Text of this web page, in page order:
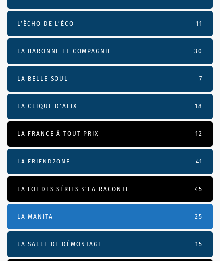
L’ÉCHO DE L’ÉCO 11
LA BARONNE ET COMPAGNIE 30
LA BELLE SOUL 7
LA CLIQUE D'ALIX 18
LA FRANCE À TOUT PRIX 12
LA FRIENDZONE 41
LA LOI DES SÉRIES S'LA RACONTE 45
LA MANITA 25
LA SALLE DE DÉMONTAGE 15